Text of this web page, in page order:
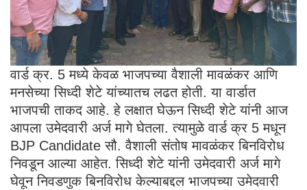
वार्ड क्र. 5 मध्ये केवळ भाजपच्या वैशाली मावळंकर आणि
मनसेच्या सिध्दी शेटे यांच्यातच लढत होती. या वार्डात
भाजपची ताकद आहे. हे लक्षात घेऊन सिध्दी शेटे यांनी आज
आपला उमेदवारी अर्ज मागे घेतला. त्यामुळे वार्ड क्र 5 मधून
BJP Candidate सौ. वैशाली संतोष मावळंकर बिनविरोध
निवडून आल्या आहेत. सिध्दी शेटे यांनी उमेदवारी अर्ज मागे
घेवून निवडणुक बिनविरोध केल्याबद्दल भाजपच्या उमेदवारी